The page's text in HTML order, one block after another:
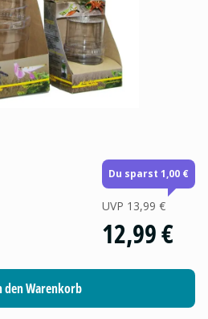
Du sparst 1,00 €
UVP 13,99 €
12,99 €
den Warenkorb